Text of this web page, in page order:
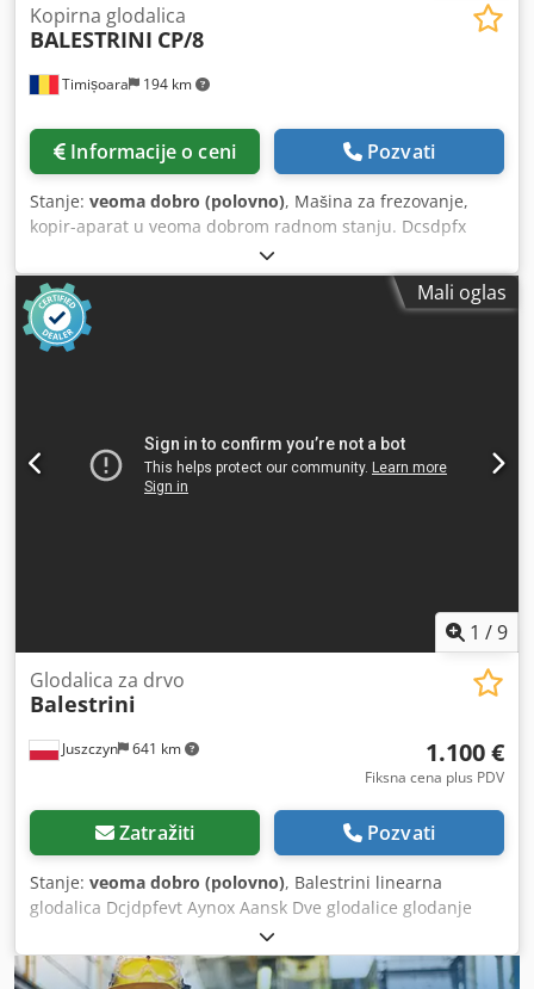
Timișoara 194 km
Kopirna glodalica
BALESTRINI CP/8
Informacije o ceni Pozvati
Stanje: veoma dobro (polovno), Mašina za frezovanje,
kopir-aparat u veoma dobrom radnom stanju. Dcsdpfx
Mali oglas
1 /9
Juszczyn 641 km
Glodalica za drvo
Balestrini
1.100 €
Fiksna cena plus PDV
Zatražiti Pozvati
Stanje: veoma dobro (polovno), Balestrini linearna
glodalica Dcjdpfevt Aynox Aansk Dve glodalice glodanje
visina mak 100mm glodanje dužina mak 1500mm Rad
nakon iskopavanja Dve brzine uvlačenja 4 pneumatske
stege materijala Snaga motora glodalica 2k4kv